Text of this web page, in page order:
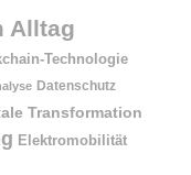
Alltag
Technologie
Datenschutz
Transformation
Elektromobilität